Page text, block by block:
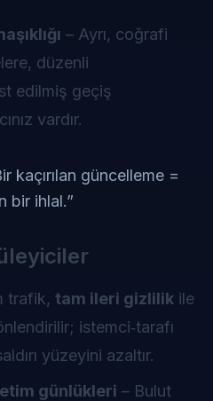
– Ayrı, coğrafi
düzenli
edilmiş geçiş
vardır.
kaçırılan güncelleme =
bir ihlal.”
trafik, tam ileri gizlilik ile
istemci‑tarafı
yüzeyini azaltır.
günlükleri – Bulut